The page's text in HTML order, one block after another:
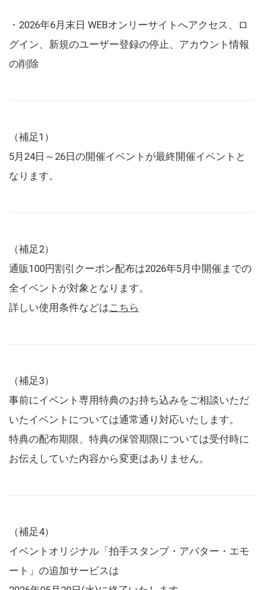
・2026年6月末日 WEBオンリーサイトへアクセス、ロ
グイン、新規のユーザー登録の停止、アカウント情報
の削除
（補足1）
5月24日～26日の開催イベントが最終開催イベントと
なります。
（補足2）
通販100円割引クーポン配布は2026年5月中開催までの
全イベントが対象となります。
詳しい使用条件などはこちら
（補足3）
事前にイベント専用特典のお持ち込みをご相談いただ
いたイベントについては通常通り対応いたします。
特典の配布期限、特典の保管期限については受付時に
お伝えしていた内容から変更はありません。
（補足4）
イベントオリジナル「拍手スタンプ・アバター・エモ
ート」の追加サービスは